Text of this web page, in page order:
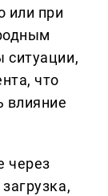
или при
ситуации,
что
влияние
через